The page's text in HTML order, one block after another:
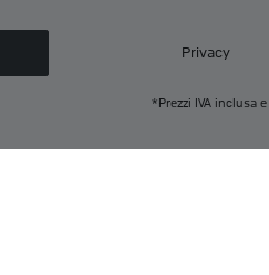
Privacy
*Prezzi IVA inclusa